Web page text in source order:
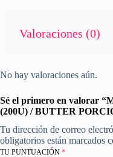
cantidadValoraciones (0)
No hay valoraciones aún.
Sé el primero en valorar
(200U) / BUTTER
Tu dirección de correo
obligatorios están marcados
TU PUNTUACIÓN *